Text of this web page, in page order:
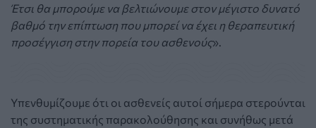
Έτσι θα μπορούμε να βελτιώνουμε στον μέγιστο δυνατό
βαθμό την επίπτωση που μπορεί να έχει η θεραπευτική
προσέγγιση στην πορεία του ασθενούς».
Υπενθυμίζουμε ότι οι ασθενείς αυτοί σήμερα στερούνται
της συστηματικής παρακολούθησης και συνήθως μετά